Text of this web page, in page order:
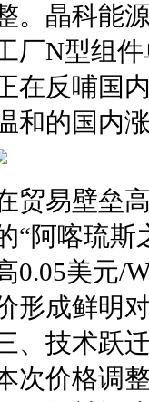
。晶科能
厂N型组
在反哺国
和的国内
贸易壁垒
“阿喀琉斯
0.05美元/
形成鲜明
、技术跃
次价格调